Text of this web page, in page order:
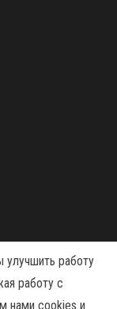
улучшить работу
работу с
нами cookies и